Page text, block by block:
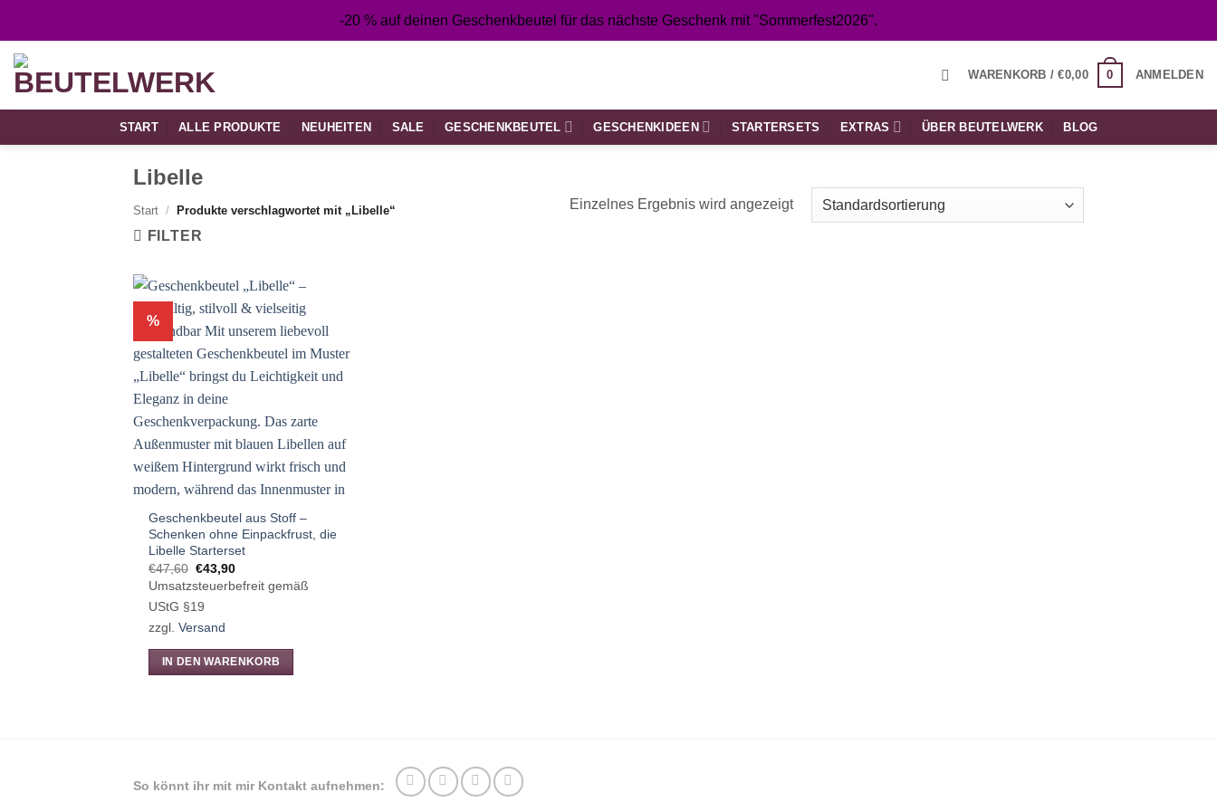
springen
-20 % auf deinen Geschenkbeutel für das nächste Geschenk mit "Sommerfest2026".
WARENKORB /€0,00 0 ANMELDEN
START ALLE PRODUKTE NEUHEITEN SALE GESCHENKBEUTEL GESCHENKIDEEN STARTERSETS EXTRAS ÜBER BEUTELWERK BLOG
Libelle
Start / Produkte verschlagwortet mit „Libelle“
FILTER
Einzelnes Ergebnis wird angezeigt
%
Geschenkbeutel aus Stoff –
Schenken ohne Einpackfrust, die
Libelle Starterset
€47,60 Ursprünglicher
Preis
war:
€47,60
€43,90Aktueller
Preis
ist:
Umsatzsteuerbefreit gemäß
UStG §19
zzgl.Versand
IN DEN WARENKORB
So könnt ihr mit mir Kontakt aufnehmen: